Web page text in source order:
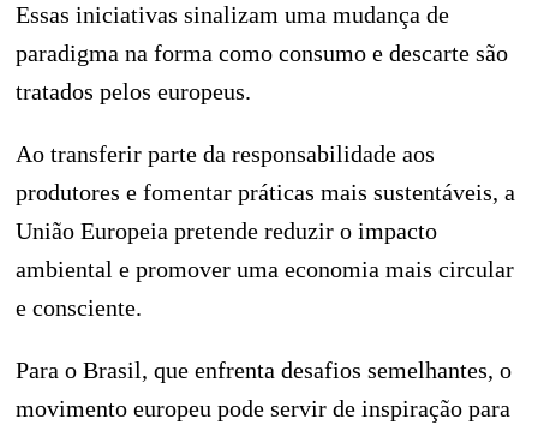
Essas iniciativas sinalizam uma mudança de
paradigma na forma como consumo e descarte são
tratados pelos europeus.
Ao transferir parte da responsabilidade aos
produtores e fomentar práticas mais sustentáveis, a
União Europeia pretende reduzir o impacto
ambiental e promover uma economia mais circular
e consciente.
Para o Brasil, que enfrenta desafios semelhantes, o
movimento europeu pode servir de inspiração para